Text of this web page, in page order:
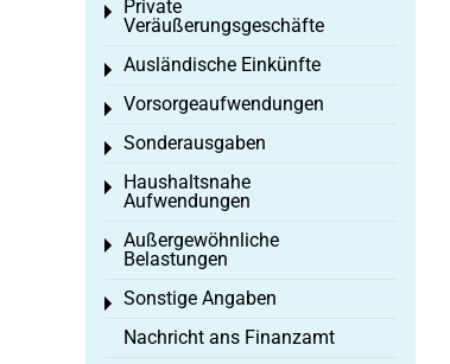
Private
Veräußerungsgeschäfte
Toggle menu
Ausländische Einkünfte
Toggle menu
Vorsorgeaufwendungen
Toggle menu
Sonderausgaben
Toggle menu
Haushaltsnahe
Aufwendungen
Toggle menu
Außergewöhnliche
Belastungen
Toggle menu
Sonstige Angaben
Toggle menu
Nachricht ans Finanzamt